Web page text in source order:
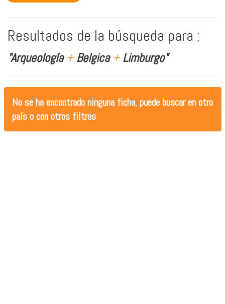
Resultados de la búsqueda para :
"Arqueología +Belgica +Limburgo"
No se ha encontrado ninguna ficha, puede buscar en otro
país o con otros filtros